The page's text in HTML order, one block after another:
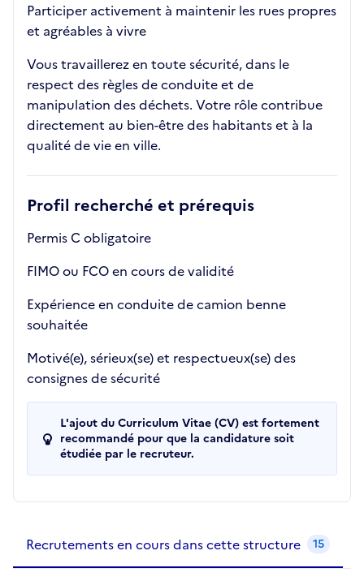
Participer activement à maintenir les rues propres
et agréables à vivre
Vous travaillerez en toute sécurité, dans le
respect des règles de conduite et de
manipulation des déchets. Votre rôle contribue
directement au bien-être des habitants et à la
qualité de vie en ville.
Profil recherché et prérequis
Permis C obligatoire
FIMO ou FCO en cours de validité
Expérience en conduite de camion benne
souhaitée
Motivé(e), sérieux(se) et respectueux(se) des
consignes de sécurité
L'ajout du Curriculum Vitae (CV) est fortement
recommandé pour que la candidature soit
étudiée par le recruteur.
Recrutements en cours dans cette structure 15